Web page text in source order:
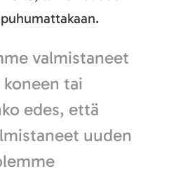
valmistaneet
tai
edes, että
uuden